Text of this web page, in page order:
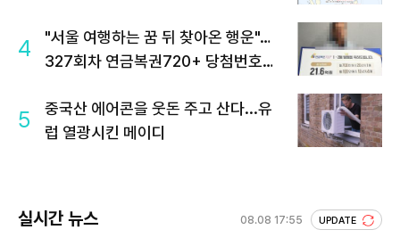
4
"서울 여행하는 꿈 뒤 찾아온 행운"…
327회차 연금복권720+ 당첨번호조
5
중국산 에어콘을 웃돈 주고 산다...유
럽 열광시킨 메이디
실시간 뉴스 08.08 17:55 UPDATE